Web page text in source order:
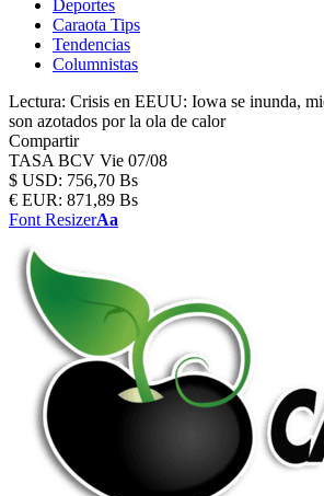
Deportes
Caraota Tips
Tendencias
Columnistas
Lectura: Crisis en EEUU: Iowa se inunda,
son azotados por la ola de calor
Compartir
TASA BCV Vie 07/08
$ USD: 756,70 Bs
€ EUR: 871,89 Bs
Font ResizerAa